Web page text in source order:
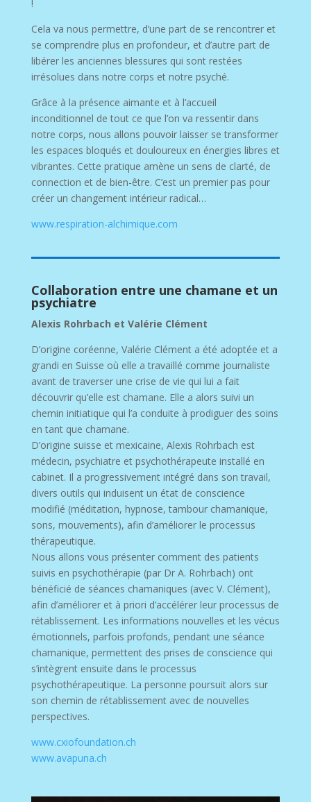
!
Cela va nous permettre, d’une part de se rencontrer et
se comprendre plus en profondeur, et d’autre part de
libérer les anciennes blessures qui sont restées
irrésolues dans notre corps et notre psyché.
Grâce à la présence aimante et à l’accueil
inconditionnel de tout ce que l’on va ressentir dans
notre corps, nous allons pouvoir laisser se transformer
les espaces bloqués et douloureux en énergies libres et
vibrantes. Cette pratique amène un sens de clarté, de
connection et de bien-être. C’est un premier pas pour
créer un changement intérieur radical…
www.respiration-alchimique.com
Collaboration entre une chamane et un
psychiatre
Alexis Rohrbach et Valérie Clément
D’origine coréenne, Valérie Clément a été adoptée et a
grandi en Suisse où elle a travaillé comme journaliste
avant de traverser une crise de vie qui lui a fait
découvrir qu’elle est chamane. Elle a alors suivi un
chemin initiatique qui l’a conduite à prodiguer des soins
en tant que chamane.
D’origine suisse et mexicaine, Alexis Rohrbach est
médecin, psychiatre et psychothérapeute installé en
cabinet. Il a progressivement intégré dans son travail,
divers outils qui induisent un état de conscience
modifié (méditation, hypnose, tambour chamanique,
sons, mouvements), afin d’améliorer le processus
thérapeutique.
Nous allons vous présenter comment des patients
suivis en psychothérapie (par Dr A. Rohrbach) ont
bénéficié de séances chamaniques (avec V. Clément),
afin d’améliorer et à priori d’accélérer leur processus de
rétablissement. Les informations nouvelles et les vécus
émotionnels, parfois profonds, pendant une séance
chamanique, permettent des prises de conscience qui
s’intègrent ensuite dans le processus
psychothérapeutique. La personne poursuit alors sur
son chemin de rétablissement avec de nouvelles
perspectives.
www.cxiofoundation.ch
www.avapuna.ch